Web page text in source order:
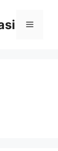
Menu